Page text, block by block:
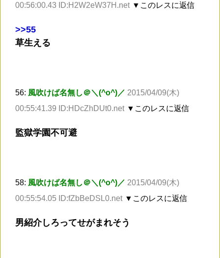
00:56:00.43 ID:H2W2eW37H.net ▼このレスに返信
>>55
草生える
56: 風吹けば名無し＠＼(^o^)／ 2015/04/09(木)
00:55:41.39 ID:HDcZhDUt0.net ▼このレスに返信
監獄学園不可避
58: 風吹けば名無し＠＼(^o^)／ 2015/04/09(木)
00:55:54.05 ID:fZbBeDSL0.net ▼このレスに返信
男紹介しろってせがまれそう